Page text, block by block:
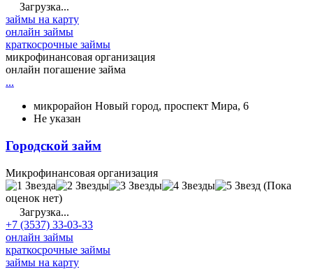
Загрузка...
займы на карту
онлайн займы
краткосрочные займы
микрофинансовая организация
онлайн погашение займа
...
микрорайон Новый город, проспект Мира, 6
Не указан
Городской займ
Микрофинансовая организация
(Пока
оценок нет)
Загрузка...
+7 (3537) 33-03-33
онлайн займы
краткосрочные займы
займы на карту